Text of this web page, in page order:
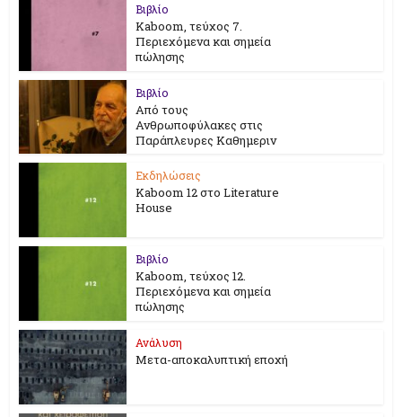
Βιβλίο
Kaboom, τεύχος 7.
Περιεχόμενα και σημεία
πώλησης
Βιβλίο
Από τους
Ανθρωποφύλακες στις
Παράπλευρες Καθημεριν
Εκδηλώσεις
Kaboom 12 στο Literature
House
Βιβλίο
Kaboom, τεύχος 12.
Περιεχόμενα και σημεία
πώλησης
Ανάλυση
Μετα-αποκαλυπτική εποχή